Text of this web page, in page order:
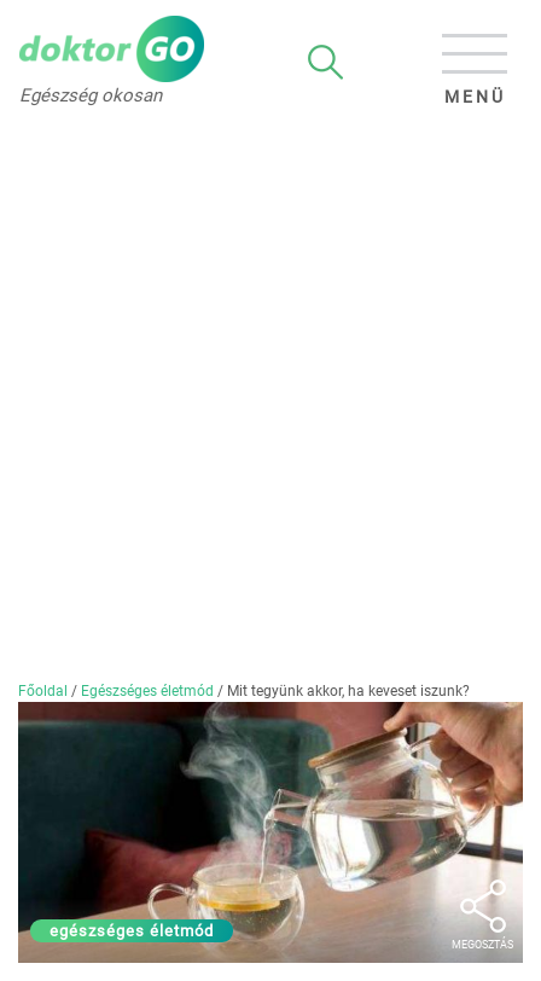
Egészség okosan MENÜ
Főoldal / Egészséges életmód / Mit tegyünk akkor, ha keveset iszunk?
egészséges életmód
MEGOSZTÁS